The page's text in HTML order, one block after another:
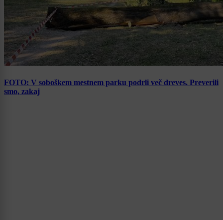
FOTO: V soboškem mestnem parku podrli več dreves. Preverili
smo, zakaj